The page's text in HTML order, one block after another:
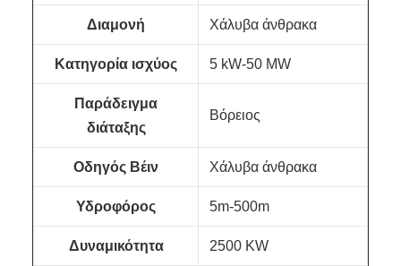
Διαμονή Χάλυβα άνθρακα
Κατηγορία ισχύος 5 kW-50 MW
Παράδειγμα
διάταξης
Βόρειος
Οδηγός Βέιν Χάλυβα άνθρακα
Υδροφόρος 5m-500m
Δυναμικότητα 2500 KW